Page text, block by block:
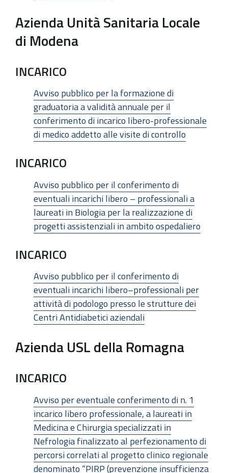
Azienda Unità Sanitaria Locale
di Modena
INCARICO
Avviso pubblico per la formazione di
graduatoria a validità annuale per il
conferimento di incarico libero-professionale
di medico addetto alle visite di controllo
INCARICO
Avviso pubblico per il conferimento di
eventuali incarichi libero – professionali a
laureati in Biologia per la realizzazione di
progetti assistenziali in ambito ospedaliero
INCARICO
Avviso pubblico per il conferimento di
eventuali incarichi libero–professionali per
attività di podologo presso le strutture dei
Centri Antidiabetici aziendali
Azienda USL della Romagna
INCARICO
Avviso per eventuale conferimento di n. 1
incarico libero professionale, a laureati in
Medicina e Chirurgia specializzati in
Nefrologia finalizzato al perfezionamento di
percorsi correlati al progetto clinico regionale
denominato “PIRP (prevenzione insufficienza